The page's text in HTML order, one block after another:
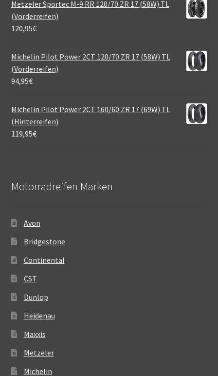
Metzeler Sportec M-9 RR 120/70 ZR 17 (58W) TL
(Vorderreifen)
120,95€
Michelin Pilot Power 2CT 120/70 ZR 17 (58W) TL
(Vorderreifen)
94,95€
Michelin Pilot Power 2CT 160/60 ZR 17 (69W) TL
(Hinterreifen)
119,95€
Motorradreifen Marken
Avon
Bridgestone
Continental
CST
Dunlop
Heidenau
Maxxis
Metzeler
Michelin